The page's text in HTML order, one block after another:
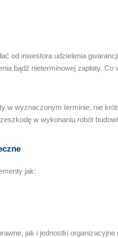
od inwestora udzielenia
bądź nieterminowej zapłaty.
w wyznaczonym terminie, nie
w wykonaniu robót
jak:
jak i jednostki